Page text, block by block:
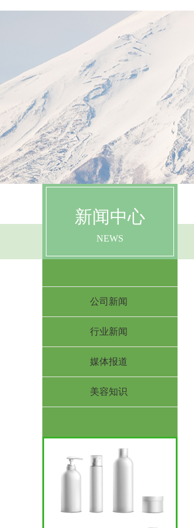
首页
新闻中心
NEWS
公司新闻
行业新闻
媒体报道
美容知识